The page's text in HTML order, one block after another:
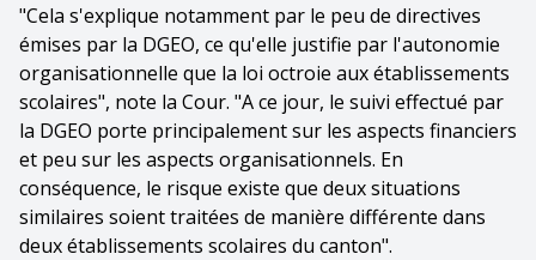
"Cela s'explique notamment par le peu de directives
émises par la DGEO, ce qu'elle justifie par l'autonomie
organisationnelle que la loi octroie aux établissements
scolaires", note la Cour. "A ce jour, le suivi effectué par
la DGEO porte principalement sur les aspects financiers
et peu sur les aspects organisationnels. En
conséquence, le risque existe que deux situations
similaires soient traitées de manière différente dans
deux établissements scolaires du canton".